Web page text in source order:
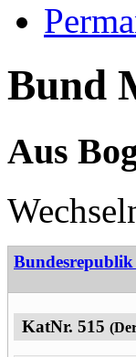
Bund
Aus
KatNr. 515